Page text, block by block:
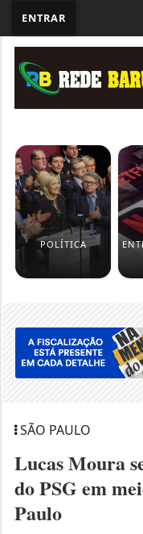
ENTRAR
POLÍTICA
SÃO PAULO
Lucas Moura
do PSG em
Paulo